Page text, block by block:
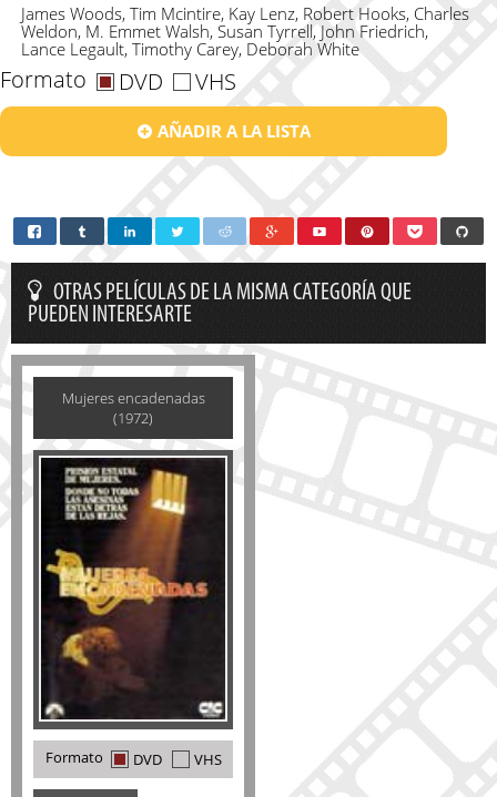
James Woods, Tim Mcintire, Kay Lenz, Robert Hooks, Charles
Weldon, M. Emmet Walsh, Susan Tyrrell, John Friedrich,
Lance Legault, Timothy Carey, Deborah White
Formato DVD VHS
AÑADIR A LA LISTA
OTRAS PELÍCULAS DE LA MISMA CATEGORÍA QUE
PUEDEN INTERESARTE
Mujeres encadenadas
(1972)
Formato DVD VHS